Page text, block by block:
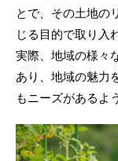
とで、その土地の
じる目的で取り入
実際、地域の様々
あり、地域の魅力
もニーズがあるよ